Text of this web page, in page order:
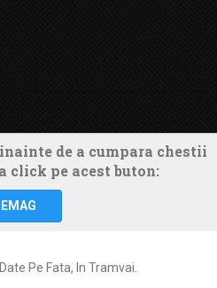
de a cumpara chestii
click pe acest buton:
EMAG
Pe Fata, In Tramvai.